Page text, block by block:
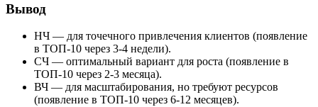
Вывод
НЧ — для точечного привлечения клиентов (появление
в ТОП-10 через 3-4 недели).
СЧ — оптимальный вариант для роста (появление в
ТОП-10 через 2-3 месяца).
ВЧ — для масштабирования, но требуют ресурсов
(появление в ТОП-10 через 6-12 месяцев).